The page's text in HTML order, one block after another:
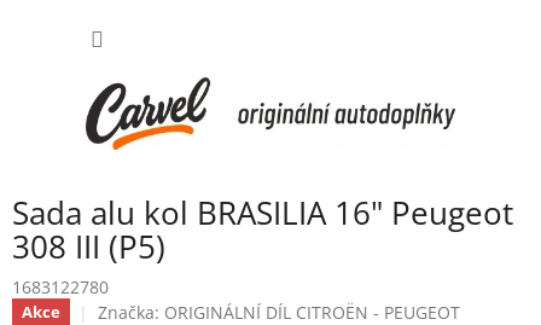
Sada alu kol BRASILIA 16" Peugeot
308 III (P5)
1683122780
Akce Značka: ORIGINÁLNÍ DÍL CITROËN - PEUGEOT